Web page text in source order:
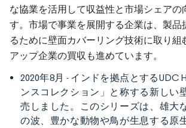
な協業を活用して収益性と市場シェアの
す。市場で事業を展開する企業は、製品
るために壁面カバーリング技術に取り組
アップ企業の買収も進めています。
2020年8月 - インドを拠点とするUDC
ンスコレクション」と称する新しい
売しました。このシリーズは、雄大
の波、豊かな動物や鳥が生息する原